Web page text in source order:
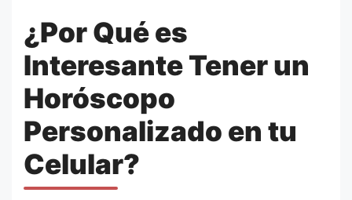
¿Por Qué es
Interesante Tener un
Horóscopo
Personalizado en tu
Celular?